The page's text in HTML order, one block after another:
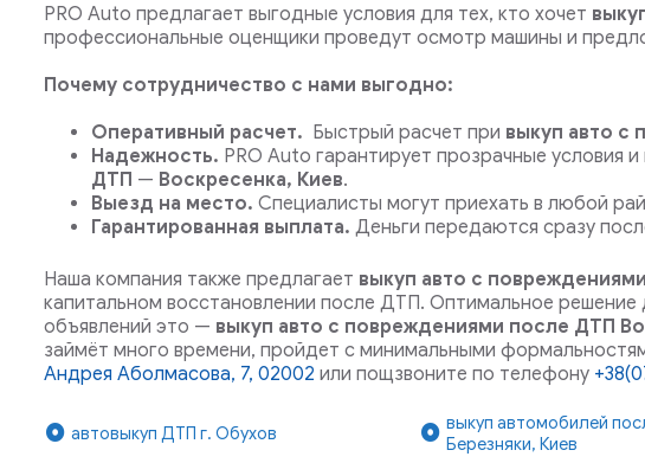
PRO Auto предлагает выгодные условия для тех, кто хочет
профессиональные оценщики проведут осмотр машины и
Почему сотрудничество с нами выгодно:
Оперативный расчет. Быстрый расчет при выкуп авто с
Надежность. PRO Auto гарантирует прозрачные условия
ДТП — Воскресенка, Киев.
Выезд на место. Специалисты могут приехать в любой
Гарантированная выплата. Деньги передаются сразу
Наша компания также предлагает выкуп авто с
капитальном восстановлении после ДТП. Оптимальное решение
объявлений это — выкуп авто с повреждениями после ДТП
займёт много времени, пройдет с минимальными
Андрея Аболмасова, 7, 02002 или пощзвоните по телефону
автовыкуп ДТП г. Обухов
выкуп автомобилей
Березняки, Киев